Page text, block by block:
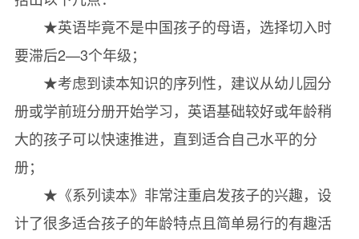
★英语毕竟不是中国孩子的母语，选择切入时
要滞后2—3个年级；
★考虑到读本知识的序列性，建议从幼儿园分
册或学前班分册开始学习，英语基础较好或年龄稍
大的孩子可以快速推进，直到适合自己水平的分
册；
★《系列读本》非常注重启发孩子的兴趣，设
计了很多适合孩子的年龄特点且简单易行的有趣活